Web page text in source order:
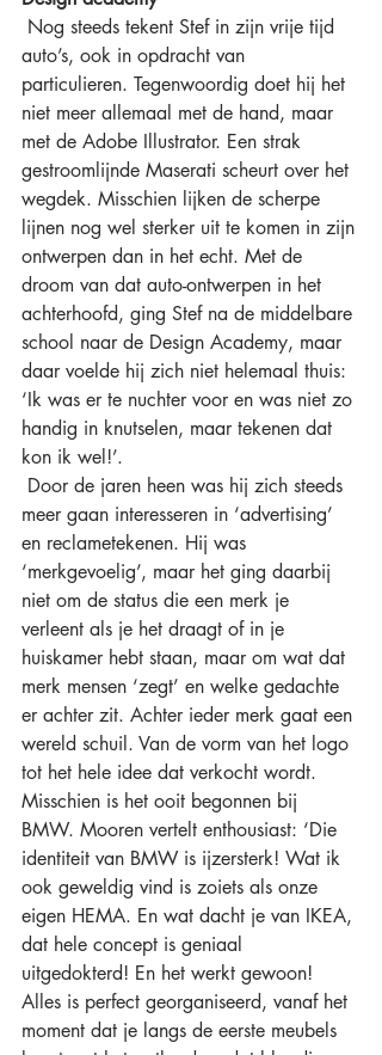
auto’s, ook in opdracht van
particulieren. Tegenwoordig doet hij het
niet meer allemaal met de hand, maar
met de Adobe Illustrator. Een strak
gestroomlijnde Maserati scheurt over het
wegdek. Misschien lijken de scherpe
lijnen nog wel sterker uit te komen in zijn
ontwerpen dan in het echt. Met de
droom van dat auto-ontwerpen in het
achterhoofd, ging Stef na de middelbare
school naar de Design Academy, maar
daar voelde hij zich niet helemaal thuis:
‘Ik was er te nuchter voor en was niet zo
handig in knutselen, maar tekenen dat
kon ik wel!’.
meer gaan interesseren in ‘advertising’
en reclametekenen. Hij was
‘merkgevoelig’, maar het ging daarbij
niet om de status die een merk je
verleent als je het draagt of in je
huiskamer hebt staan, maar om wat dat
merk mensen ‘zegt’ en welke gedachte
er achter zit. Achter ieder merk gaat een
wereld schuil. Van de vorm van het logo
tot het hele idee dat verkocht wordt.
Misschien is het ooit begonnen bij
BMW. Mooren vertelt enthousiast: ‘Die
identiteit van BMW is ijzersterk! Wat ik
ook geweldig vind is zoiets als onze
eigen HEMA. En wat dacht je van IKEA,
dat hele concept is geniaal
uitgedokterd! En het werkt gewoon!
Alles is perfect georganiseerd, vanaf het
moment dat je langs de eerste meubels